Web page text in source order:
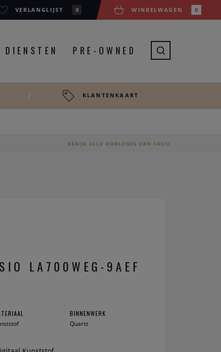
VERLANGLIJST 0 WINKELWAGEN 0
DIENSTEN PRE-OWNED
KLANTENKAART
BEKIJK ALLE HORLOGES VAN CASIO
LA700WEG-9AEF
BINNENWERK
Quartz